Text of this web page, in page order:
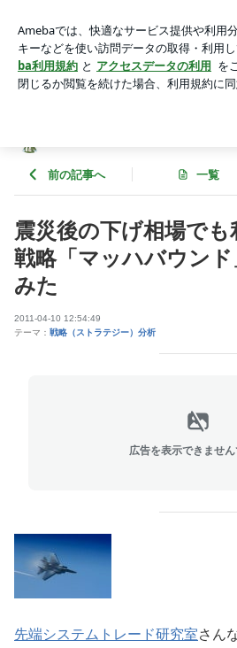
を分析してみた | ニッパーのシステ
アプリをダウンロードして ブログの更新
ょう。
前の記事へ 一覧
震災後の下げ相場で
戦略「マッハバウン
みた
2011-04-10 12:54:49
テーマ： 戦略（ストラテジー）分析
広告を表示できませ
先端システムトレード研究室さん